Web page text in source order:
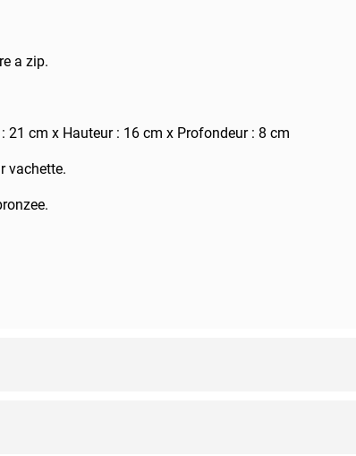
a zip.
21 cm x Hauteur : 16 cm x Profondeur : 8 cm
vachette.